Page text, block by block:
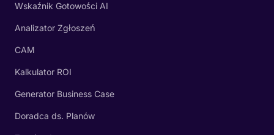
Wskaźnik Gotowości AI
Analizator Zgłoszeń
CAM
Kalkulator ROI
Generator Business Case
Doradca ds. Planów